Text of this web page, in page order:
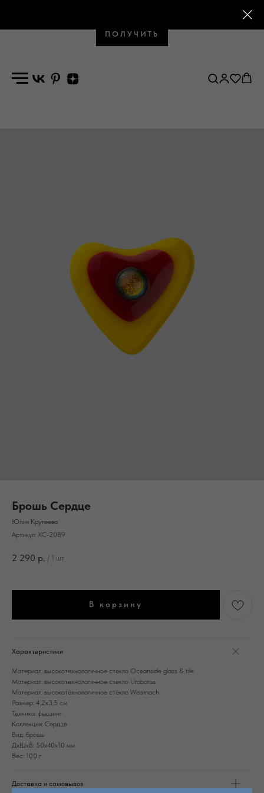
ПОЛУЧИТЬ
Брошь Сердце
Юлия Крутеева
Артикул: ХС-2089
2 290 р. / 1 шт
В корзину
Характеристики
Материал: высокотехнологичное стекло Oceanside glass & tile
Материал: высокотехнологичное стекло Uroboros
Материал: высокотехнологичное стекло Wissmach
Размер: 4,2х3,5 см
Техника: фьюзинг
Коллекция: Сердце
Вид: брошь
ДxШxВ: 50x40x10 мм
Вес: 100 г
Доставка и самовывоз